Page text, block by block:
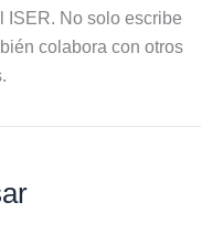
ISER. No solo escribe
colabora con otros